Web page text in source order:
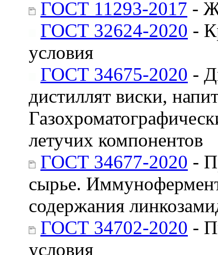
ГОСТ 11293-2017 -
ГОСТ 32624-2020 -
условия
ГОСТ 34675-2020 -
дистиллят виски,
летучих компонентов
ГОСТ 34677-2020 -
сырье.
содержания
ГОСТ 34702-2020 -
условия